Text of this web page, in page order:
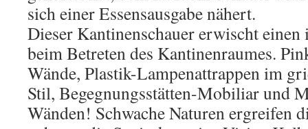
sich einer Essensausgabe nähert.
Dieser Kantinenschauer erwischt einen
beim Betreten des Kantinenraumes.
Wände, Plastik-Lampenattrappen im
Stil, Begegnungsstätten-Mobiliar und
Wänden! Schwache Naturen ergreifen